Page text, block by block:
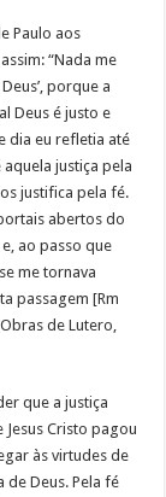
Paulo aos
“Nada me
porque a
Deus é justo e
dia eu refletia até
justiça pela
justifica pela fé.
abertos do
ao passo que
me tornava
passagem [Rm
de Lutero,
que a justiça
Cristo pagou
às virtudes de
de Deus. Pela fé